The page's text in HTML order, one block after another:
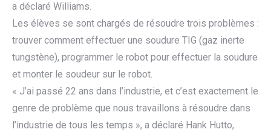
a déclaré Williams.
Les élèves se sont chargés de résoudre trois problèmes :
trouver comment effectuer une soudure TIG (gaz inerte
tungstène), programmer le robot pour effectuer la soudure
et monter le soudeur sur le robot.
« J’ai passé 22 ans dans l’industrie, et c’est exactement le
genre de problème que nous travaillons à résoudre dans
l’industrie de tous les temps », a déclaré Hank Hutto,